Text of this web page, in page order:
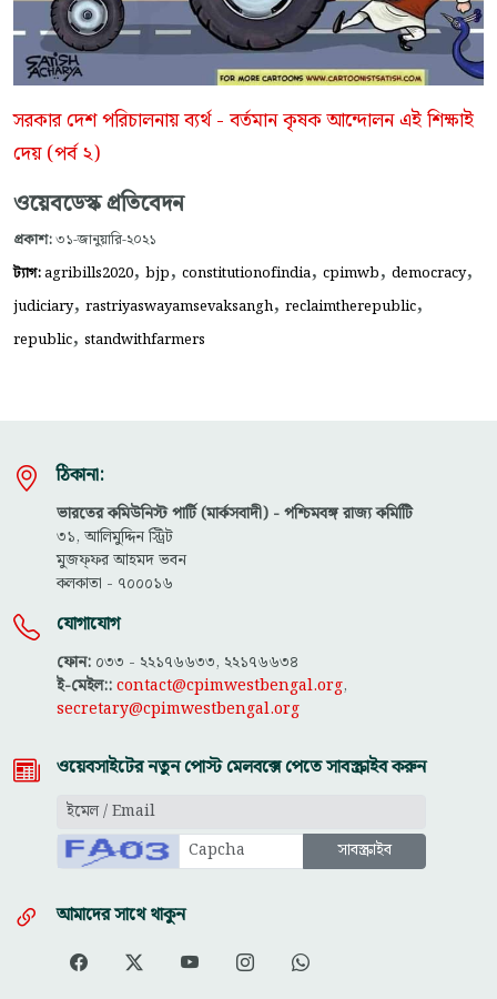
সরকার দেশ পরিচালনায় ব্যর্থ - বর্তমান কৃষক আন্দোলন এই শিক্ষাই
দেয় (পর্ব ২)
ওয়েবডেস্ক প্রতিবেদন
প্রকাশ:৩১-জানুয়ারি-২০২১
ট্যাগ:agribills2020, bjp, constitutionofindia, cpimwb, democracy,
judiciary, rastriyaswayamsevaksangh, reclaimtherepublic,
republic, standwithfarmers
ঠিকানা:
ভারতের কমিউনিস্ট পার্টি (মার্কসবাদী) - পশ্চিমবঙ্গ রাজ্য কমিটিি
৩১, আলিমুদ্দিন স্ট্রিট
মুজফ্ফ‌র আহমদ ভবন
কলকাতা - ৭০০০১৬
যোগাযোগ
ফোন: ০৩৩ - ২২১৭৬৬৩৩, ২২১৭৬৬৩৪
ই-মেইল::contact@cpimwestbengal.org,
secretary@cpimwestbengal.org
ওয়েবসাইটের নতুন পোস্ট মেলবক্সে পেতে সাবস্ক্রাইব করুন
আমাদের সাথে থাকুন